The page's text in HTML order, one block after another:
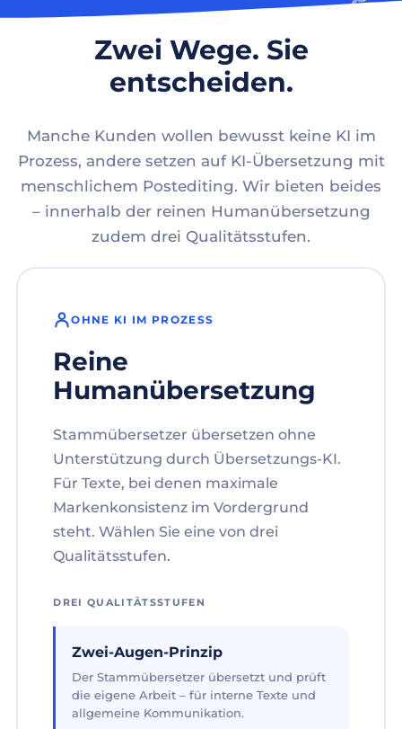
Zwei Wege. Sie
entscheiden.
Manche Kunden wollen bewusst keine KI im
Prozess, andere setzen auf KI-Übersetzung mit
menschlichem Postediting. Wir bieten beides
– innerhalb der reinen Humanübersetzung
zudem drei Qualitätsstufen.
OHNE KI IM PROZESS
Reine
Humanübersetzung
Stammübersetzer übersetzen ohne
Unterstützung durch Übersetzungs-KI.
Für Texte, bei denen maximale
Markenkonsistenz im Vordergrund
steht. Wählen Sie eine von drei
Qualitätsstufen.
DREI QUALITÄTSSTUFEN
Zwei-Augen-Prinzip
Der Stammübersetzer übersetzt und prüft
die eigene Arbeit – für interne Texte und
allgemeine Kommunikation.